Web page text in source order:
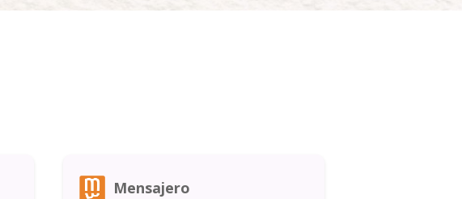
Mensajero